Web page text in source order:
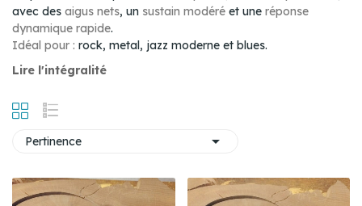
avec des aigus nets, un sustain modéré et une réponse
dynamique rapide.
Idéal pour : rock, metal, jazz moderne et blues.
Lire l'intégralité
Pertinence 